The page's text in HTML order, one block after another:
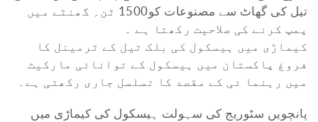
تیل کی گھاٹ سے مصنوعات کو1500 ٹن؍ گھنٹے میں
پمپ کرنے کی صلاحیت رکھتا ہے ۔
کیماڑی میں ہیسکول کی بلک تیل کے ٹرمینل کا
فروغ پاکستان میں ہیسکول کے توانائی مارکیٹ
میں رہنما ئی کے مقصد کا تسلسل جاری رکھتی ہے۔
پانچویں سٹوریج کی سہولت ہیسکول کی کیماڑی میں